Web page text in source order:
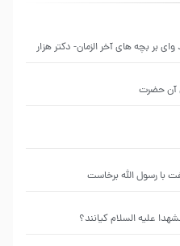
بر بچه های آخر الزمان- دکتر هزار
آن حضرت
با رسول اللّه برخاست
علیه ‌السلام کیانند؟